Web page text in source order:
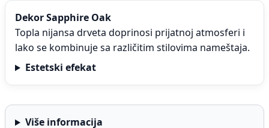
Dekor Sapphire Oak
Topla nijansa drveta doprinosi prijatnoj atmosferi i
lako se kombinuje sa različitim stilovima nameštaja.
Estetski efekat
Više informacija